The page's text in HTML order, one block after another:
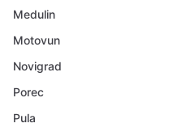
Medulin
Motovun
Novigrad
Porec
Pula